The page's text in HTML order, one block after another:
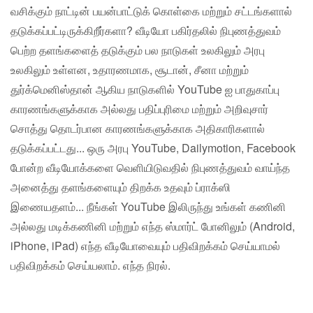
வசிக்கும் நாட்டின் பயன்பாட்டுக் கொள்கை மற்றும் சட்டங்களால்
தடுக்கப்பட்டிருக்கிறீர்களா? வீடியோ பகிர்தலில் நிபுணத்துவம்
பெற்ற தளங்களைத் தடுக்கும் பல நாடுகள் உலகிலும் அரபு
உலகிலும் உள்ளன, உதாரணமாக, சூடான், சீனா மற்றும்
துர்க்மெனிஸ்தான் ஆகிய நாடுகளில் YouTube ஐ பாதுகாப்பு
காரணங்களுக்காக அல்லது பதிப்புரிமை மற்றும் அறிவுசார்
சொத்து தொடர்பான காரணங்களுக்காக அதிகாரிகளால்
தடுக்கப்பட்டது... ஒரு அரபு YouTube, Dailymotion, Facebook
போன்ற வீடியோக்களை வெளியிடுவதில் நிபுணத்துவம் வாய்ந்த
அனைத்து தளங்களையும் திறக்க உதவும் ப்ராக்ஸி
இணையதளம்... நீங்கள் YouTube இலிருந்து உங்கள் கணினி
அல்லது மடிக்கணினி மற்றும் எந்த ஸ்மார்ட் போனிலும் (Android,
iPhone, iPad) எந்த வீடியோவையும் பதிவிறக்கம் செய்யாமல்
பதிவிறக்கம் செய்யலாம். எந்த நிரல்.